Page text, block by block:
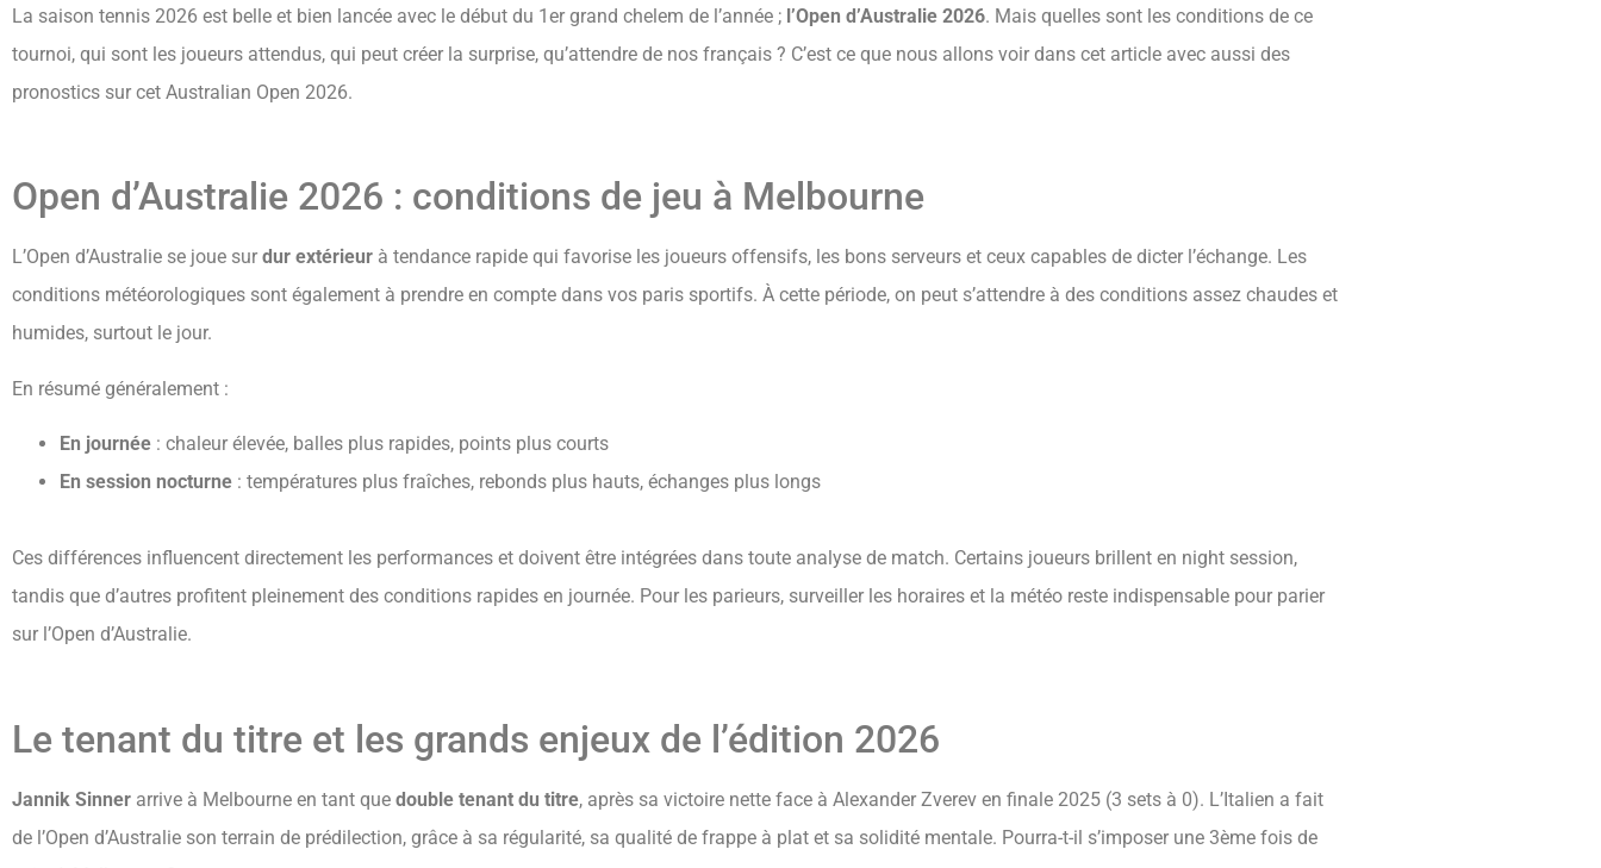
La saison tennis 2026 est belle et bien lancée avec le début du 1er grand chelem de l’année ; l’Open d’Australie 2026. Mais quelles sont les conditions de ce
tournoi, qui sont les joueurs attendus, qui peut créer la surprise, qu’attendre de nos français ? C’est ce que nous allons voir dans cet article avec aussi des
pronostics sur cet Australian Open 2026.
Open d’Australie 2026 : conditions de jeu à Melbourne
L’Open d’Australie se joue sur dur extérieur à tendance rapide qui favorise les joueurs offensifs, les bons serveurs et ceux capables de dicter l’échange. Les
conditions météorologiques sont également à prendre en compte dans vos paris sportifs. À cette période, on peut s’attendre à des conditions assez chaudes et
humides, surtout le jour.
En résumé généralement :
En journée : chaleur élevée, balles plus rapides, points plus courts
En session nocturne : températures plus fraîches, rebonds plus hauts, échanges plus longs
Ces différences influencent directement les performances et doivent être intégrées dans toute analyse de match. Certains joueurs brillent en night session,
tandis que d’autres profitent pleinement des conditions rapides en journée. Pour les parieurs, surveiller les horaires et la météo reste indispensable pour parier
sur l’Open d’Australie.
Le tenant du titre et les grands enjeux de l’édition 2026
Jannik Sinner arrive à Melbourne en tant que double tenant du titre, après sa victoire nette face à Alexander Zverev en finale 2025 (3 sets à 0). L’Italien a fait
de l’Open d’Australie son terrain de prédilection, grâce à sa régularité, sa qualité de frappe à plat et sa solidité mentale. Pourra-t-il s’imposer une 3ème fois de